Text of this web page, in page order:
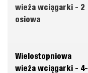
wieża wciągarki - 2
osiowa
Wielostopniowa
wieża wciągarki - 4-